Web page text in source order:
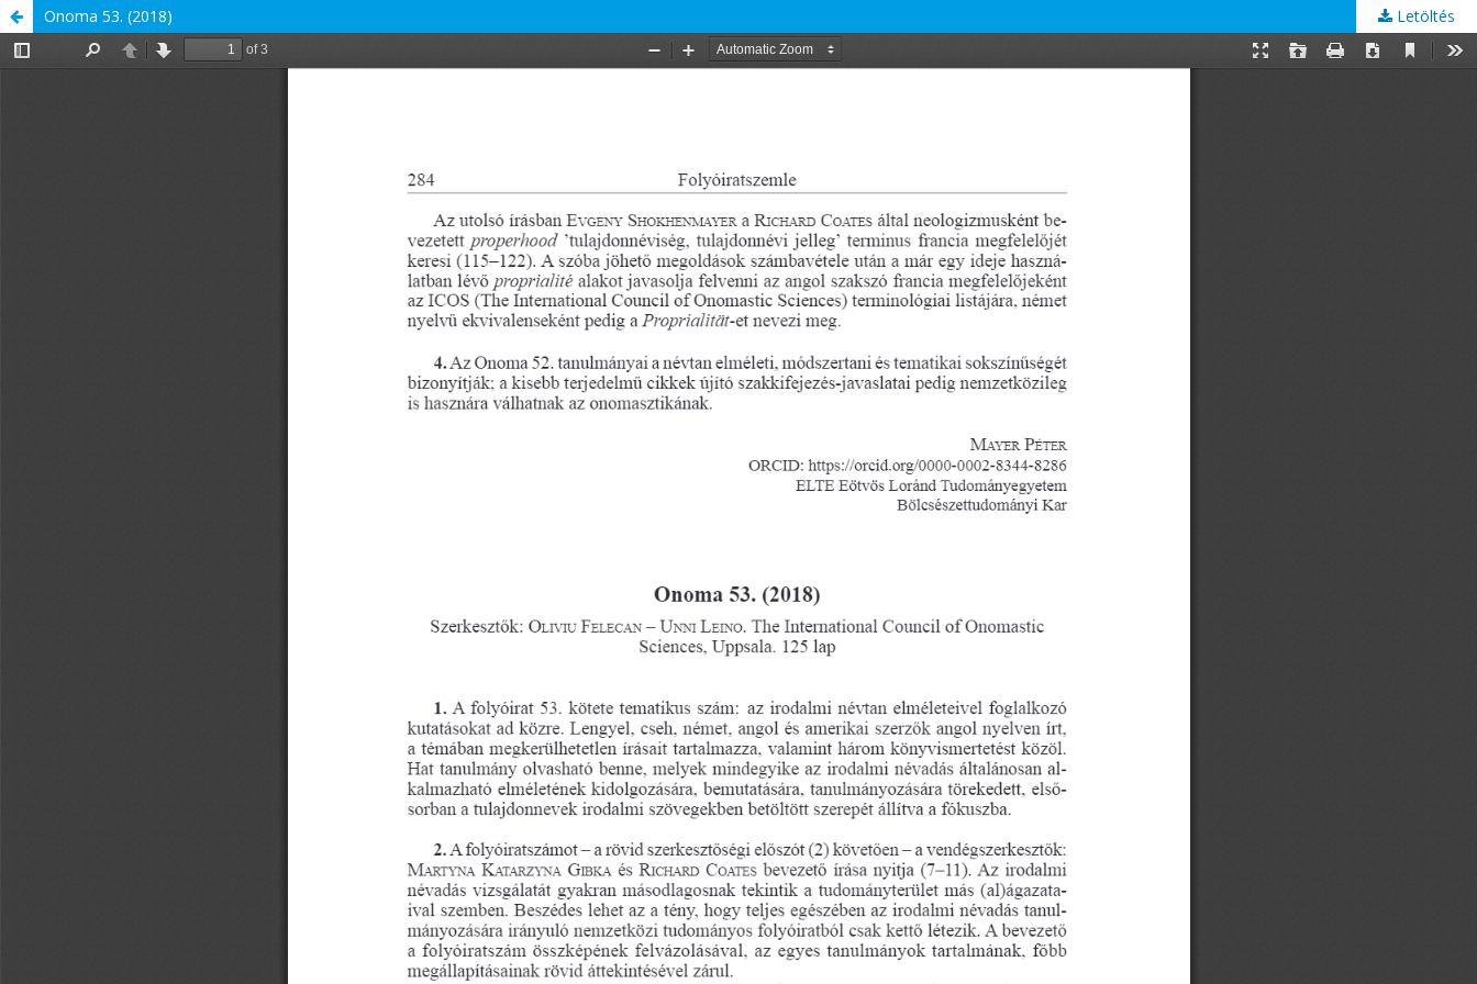
Onoma 53. (2018) Letöltés